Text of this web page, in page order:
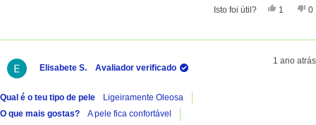
Isto foi útil? Sim,
1 0
Elisabete S. Avaliador verificado
1 ano atrás
Qual é o teu tipo de pele
Ligeiramente Oleosa
O que mais gostas?
A pele fica confortável